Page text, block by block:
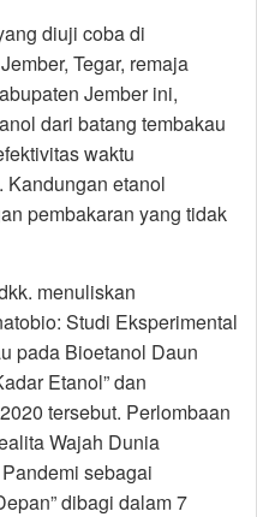
diuji coba di
Tegar, remaja
Jember ini,
dari batang tembakau
waktu
Kandungan etanol
pembakaran yang tidak
menuliskan
Studi Eksperimental
pada Bioetanol Daun
Etanol” dan
tersebut. Perlombaan
Wajah Dunia
sebagai
dibagi dalam 7